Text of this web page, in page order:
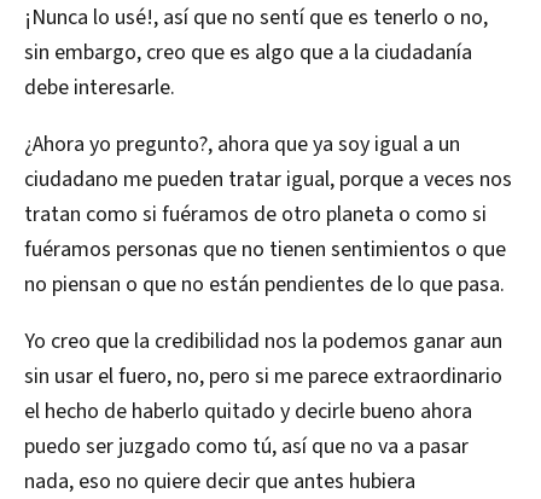
¡Nunca lo usé!, así que no sentí que es tenerlo o no,
sin embargo, creo que es algo que a la ciudadanía
debe interesarle.
¿Ahora yo pregunto?, ahora que ya soy igual a un
ciudadano me pueden tratar igual, porque a veces nos
tratan como si fuéramos de otro planeta o como si
fuéramos personas que no tienen sentimientos o que
no piensan o que no están pendientes de lo que pasa.
Yo creo que la credibilidad nos la podemos ganar aun
sin usar el fuero, no, pero si me parece extraordinario
el hecho de haberlo quitado y decirle bueno ahora
puedo ser juzgado como tú, así que no va a pasar
nada, eso no quiere decir que antes hubiera